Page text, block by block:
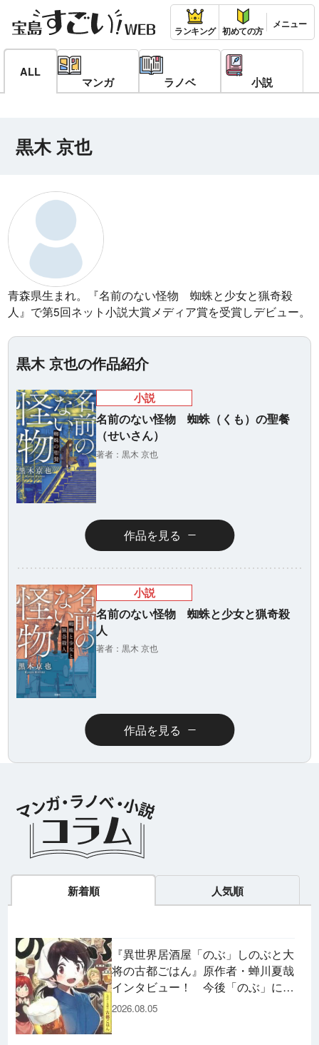
ランキング 初めての方
魔法少女育成計
画
2026年秋、TVアニメ
『魔法少女育成計画
restart』放送決定！
愛蔵版 花ぶらん
こゆれて
太刀掛秀子の名作が
紙で復刊！
ALL
マンガ ラノベ 小説
黒木 京也
青森県生まれ。『名前のない怪物 蜘蛛と少女と猟奇殺
人』で第5回ネット小説大賞メディア賞を受賞しデビュー。
黒木 京也の作品紹介
小説
名前のない怪物 蜘蛛（くも）の聖餐
（せいさん）
著者：黒木 京也
作品を見る
小説
名前のない怪物 蜘蛛と少女と猟奇殺
人
著者：黒木 京也
作品を見る
新着順 人気順
『異世界居酒屋「のぶ」しのぶと大
将の古都ごはん』原作者・蝉川夏哉
インタビュー！ 今後「のぶ」に登
場するメニューは……!?
2026.08.05